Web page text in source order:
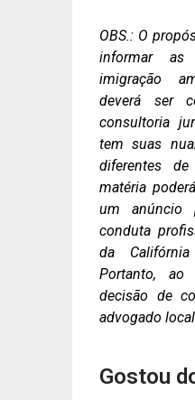
OBS.: O
informar as
imigração
deverá ser
consultoria
tem suas
diferentes
matéria
um anúncio
conduta
da
Portanto,
decisão de
advogado
Gostou